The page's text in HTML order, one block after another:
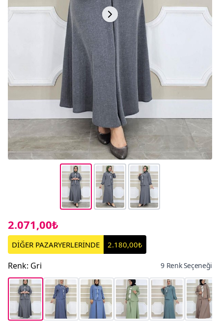
2.071,00₺
DİĞER PAZARYERLERİNDE 2.180,00₺
Renk: Gri 9 Renk Seçeneği